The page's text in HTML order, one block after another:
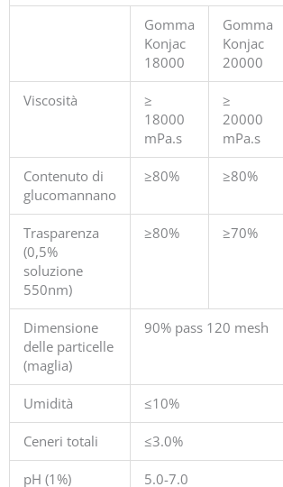
Gomma
Konjac
18000
Gomma
Konjac
20000
Viscosità
≥
18000
mPa.s
≥
20000
mPa.s
Contenuto di
glucomannano
≥80% ≥80%
Trasparenza
(0,5%
soluzione
550nm)
≥80% ≥70%
Dimensione
delle particelle
(maglia)
90% pass 120 mesh
Umidità ≤10%
Ceneri totali ≤3.0%
pH (1%) 5.0-7.0